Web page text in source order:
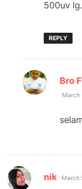
500uv
REPLY
Bro
March
nik says:
March